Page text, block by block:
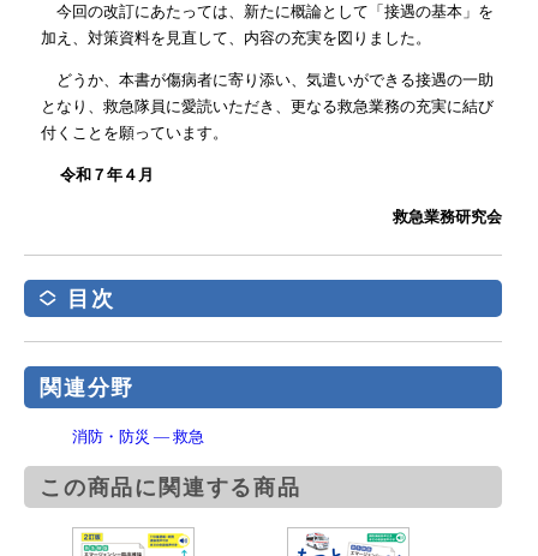
今回の改訂にあたっては、新たに概論として「接遇の基本」を
加え、対策資料を見直して、内容の充実を図りました。
どうか、本書が傷病者に寄り添い、気遣いができる接遇の一助
となり、救急隊員に愛読いただき、更なる救急業務の充実に結び
付くことを願っています。
令和７年４月
救急業務研究会
目次
関連分野
消防・防災 ― 救急
この商品に関連する商品